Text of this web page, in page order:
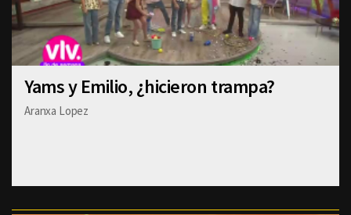
Yams y Emilio, ¿hicieron trampa?
Aranxa Lopez